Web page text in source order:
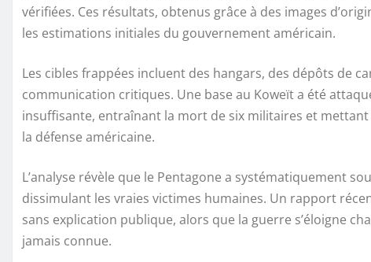
vérifiées. Ces résultats, obtenus grâce à des images
les estimations initiales du gouvernement américain.
Les cibles frappées incluent des hangars, des dépôts de
communication critiques. Une base au Koweït a été
insuffisante, entraînant la mort de six militaires et
la défense américaine.
L’analyse révèle que le Pentagone a systématiquement
dissimulant les vraies victimes humaines. Un rapport
sans explication publique, alors que la guerre s’éloigne
jamais connue.